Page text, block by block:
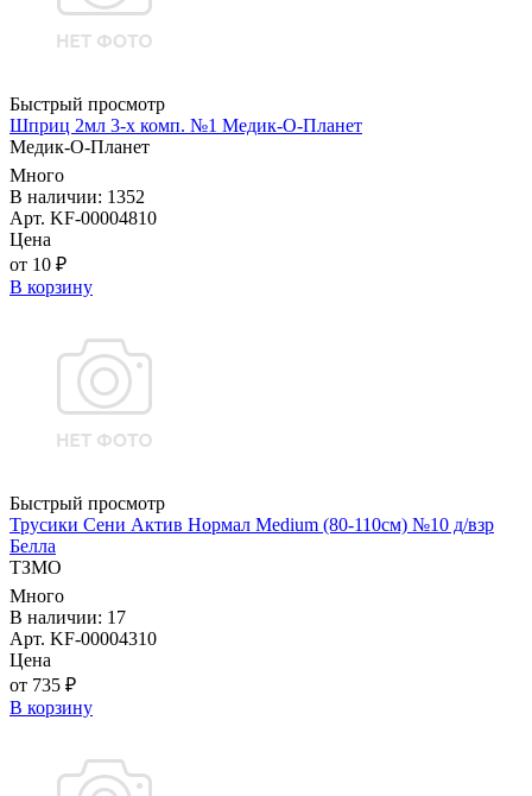
Быстрый просмотр
Шприц 2мл 3-х комп. №1 Медик-О-Планет
Медик-О-Планет
Много
В наличии: 1352
Арт. KF-00004810
Цена
от 10 ₽
В корзину
Быстрый просмотр
Трусики Сени Актив Нормал Medium (80-110см) №10 д/взр
Белла
ТЗМО
Много
В наличии: 17
Арт. KF-00004310
Цена
от 735 ₽
В корзину